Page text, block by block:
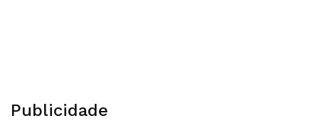
Publicidade